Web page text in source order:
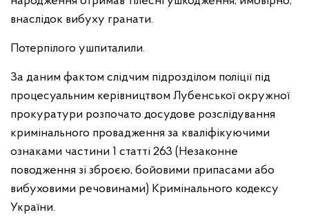
внаслідок вибуху гранати.
Потерпілого ушпиталили.
За даним фактом слідчим підрозділом поліції під
процесуальним керівництвом Лубенської окружної
прокуратури розпочато досудове розслідування
кримінального провадження за кваліфікуючими
ознаками частини 1 статті 263 (Незаконне
поводження зі зброєю, бойовими припасами або
вибуховими речовинами) Кримінального кодексу
України.